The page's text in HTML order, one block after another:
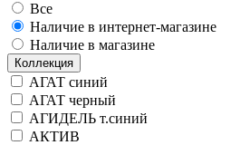
Все
Наличие в интернет-магазине
Наличие в магазине
Коллекция
АГАТ синий
АГАТ черный
АГИДЕЛЬ т.синий
АКТИВ